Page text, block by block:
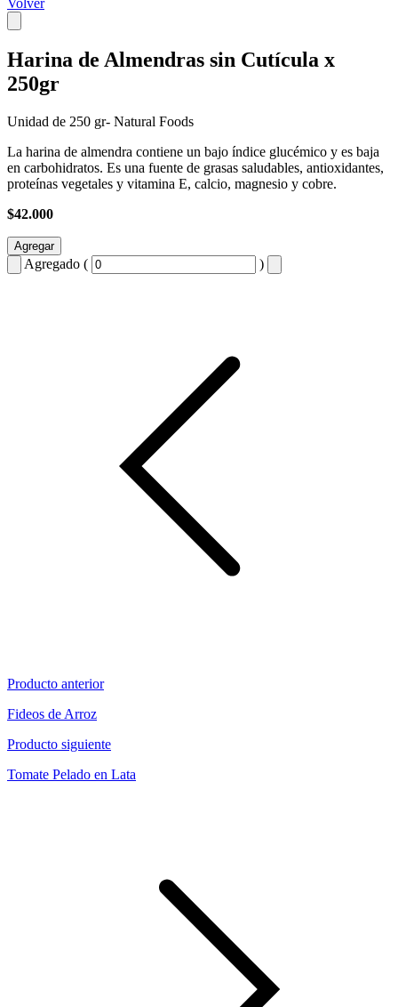
Harina de Almendras sin Cutícula x
250gr
Unidad de 250 gr- Natural Foods
La harina de almendra contiene un bajo índice glucémico y es baja
en carbohidratos. Es una fuente de grasas saludables, antioxidantes,
proteínas vegetales y vitamina E, calcio, magnesio y cobre.
$42.000
Agregar
Agregado ( )
Producto anterior
Fideos de Arroz
Producto siguiente
Tomate Pelado en Lata